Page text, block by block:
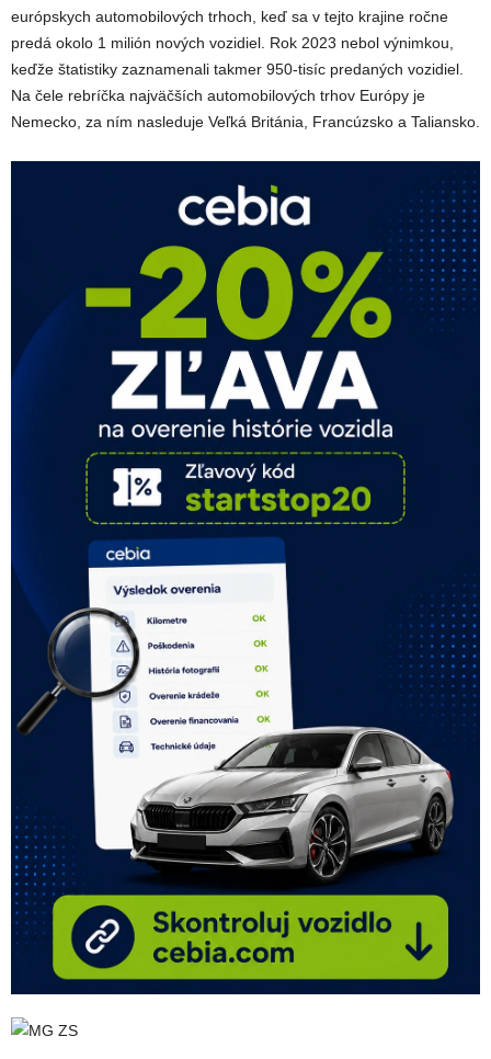
európskych automobilových trhoch, keď sa v tejto krajine ročne
predá okolo 1 milión nových vozidiel. Rok 2023 nebol výnimkou,
keďže štatistiky zaznamenali takmer 950-tisíc predaných vozidiel.
Na čele rebríčka najväčších automobilových trhov Európy je
Nemecko, za ním nasleduje Veľká Británia, Francúzsko a Taliansko.